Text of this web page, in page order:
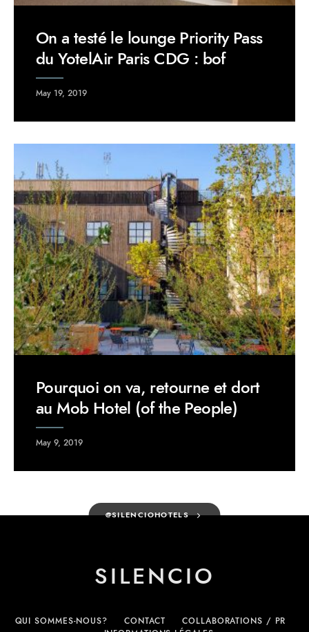
On a testé le lounge Priority Pass
du YotelAir Paris CDG : bof
May 19, 2019
Pourquoi on va, retourne et dort
au Mob Hotel (of the People)
May 9, 2019
@SILENCIOHOTELS
SILENCIO
QUI SOMMES-NOUS? CONTACT
COLLABORATIONS / PR